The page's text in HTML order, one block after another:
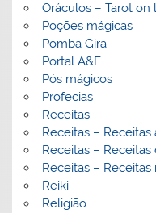
Oráculos – Tarot on
Poções mágicas
Pomba Gira
Portal A&E
Pós mágicos
Profecias
Receitas
Receitas – Receitas
Receitas – Receitas
Receitas – Receitas
Reiki
Religião